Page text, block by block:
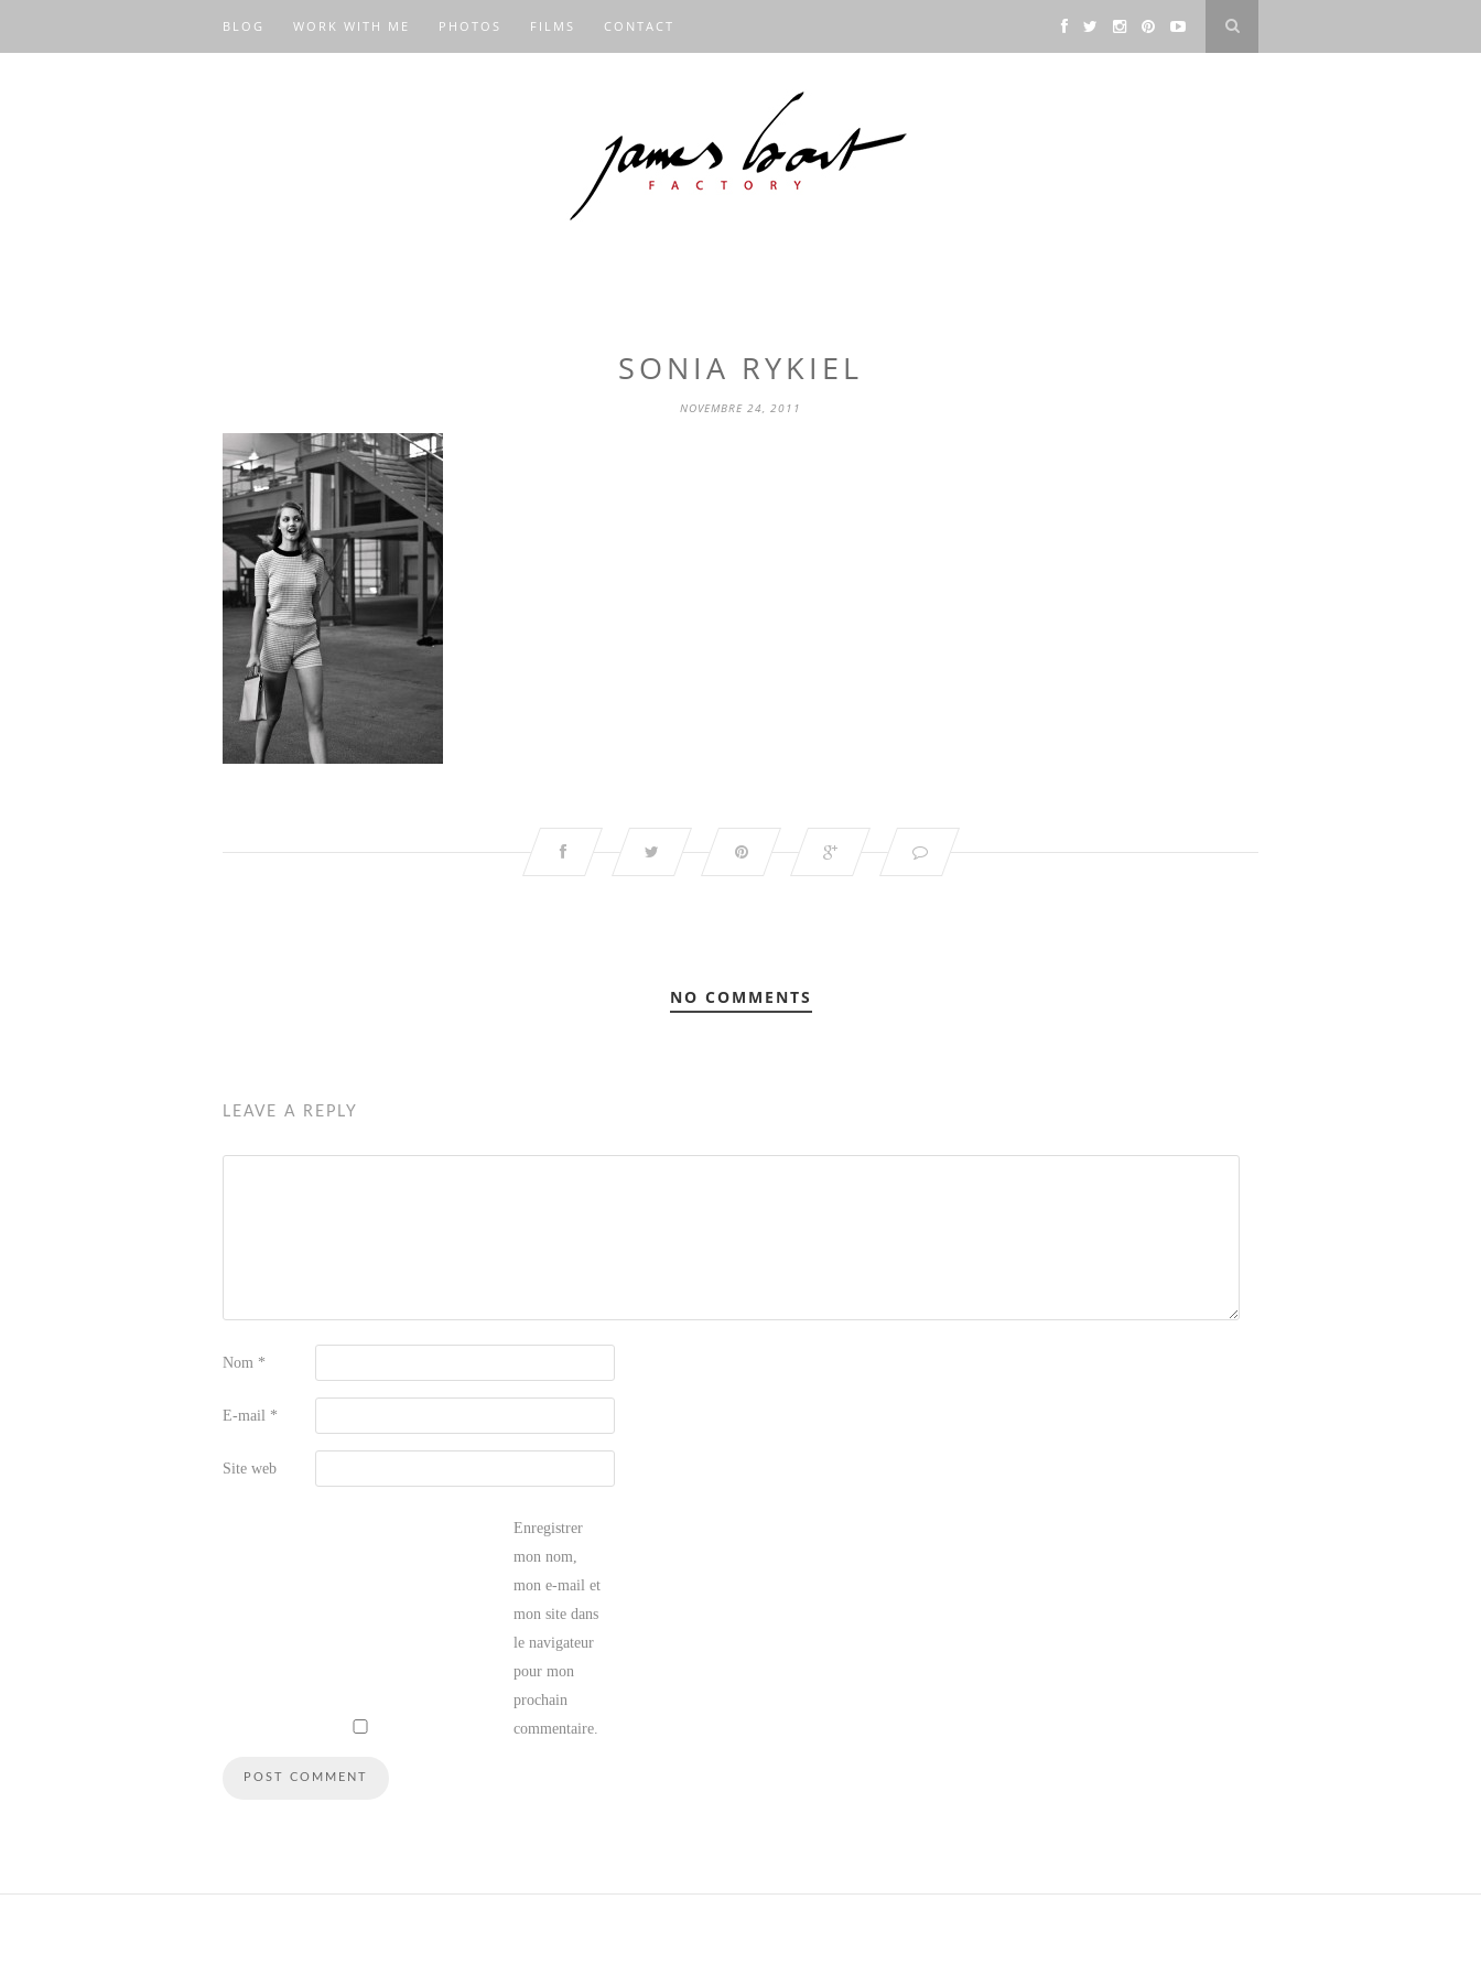
BLOG WORK WITH ME PHOTOS FILMS CONTACT
SONIA RYKIEL
NOVEMBRE 24, 2011
NO COMMENTS
LEAVE A REPLY
Nom *
E-mail *
Site web
Enregistrer
mon nom,
mon e-mail et
mon site dans
le navigateur
pour mon
prochain
commentaire.